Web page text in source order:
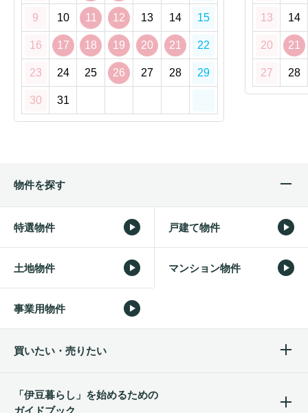
9 10 11 12 13 14 15
16 17 18 19 20 21 22
23 24 25 26 27 28 29
30 31
13 14
20 21
27 28
物件を探す
特選物件 戸建て物件
土地物件 マンション物件
事業用物件
買いたい・売りたい
「伊豆暮らし」を始めるための
ガイドブック